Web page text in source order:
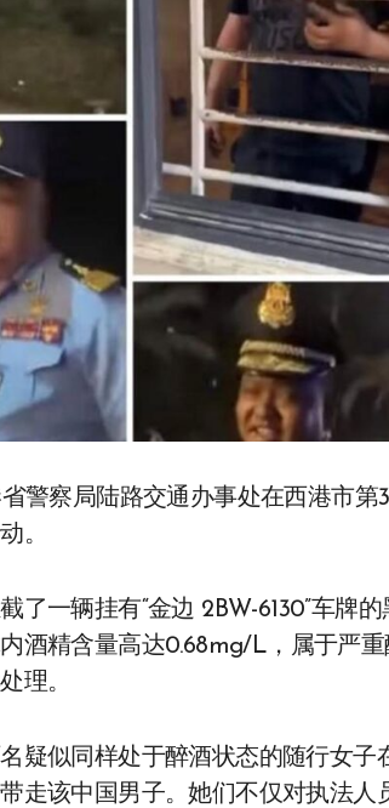
。
了一辆挂有“金边 2BW-6130”车牌
酒精含量高达0.68mg/L，属于严
理。
疑似同样处于醉酒状态的随行女
走该中国男子。她们不仅对执法